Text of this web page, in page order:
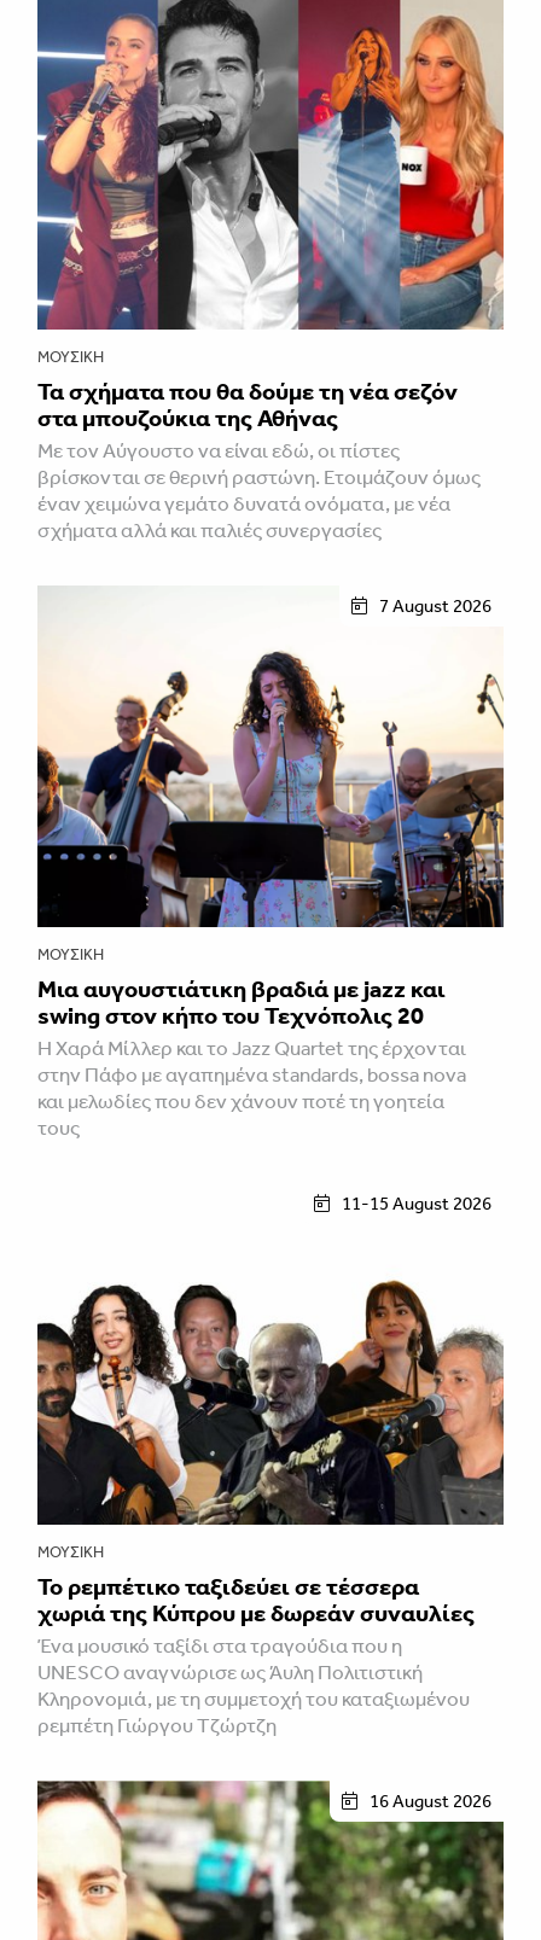
ΜΟΥΣΙΚΉ
Τα σχήματα που θα δούμε τη νέα σεζόν
στα μπουζούκια της Αθήνας
Με τον Αύγουστο να είναι εδώ, οι πίστες
βρίσκονται σε θερινή ραστώνη. Ετοιμάζουν όμως
έναν χειμώνα γεμάτο δυνατά ονόματα, με νέα
σχήματα αλλά και παλιές συνεργασίες
7 August 2026
ΜΟΥΣΙΚΉ
Μια αυγουστιάτικη βραδιά με jazz και
swing στον κήπο του Τεχνόπολις 20
Η Χαρά Μίλλερ και το Jazz Quartet της έρχονται
στην Πάφο με αγαπημένα standards, bossa nova
και μελωδίες που δεν χάνουν ποτέ τη γοητεία
τους
11-15 August 2026
ΜΟΥΣΙΚΉ
Το ρεμπέτικο ταξιδεύει σε τέσσερα
χωριά της Κύπρου με δωρεάν συναυλίες
Ένα μουσικό ταξίδι στα τραγούδια που η
UNESCO αναγνώρισε ως Άυλη Πολιτιστική
Κληρονομιά, με τη συμμετοχή του καταξιωμένου
ρεμπέτη Γιώργου Τζώρτζη
16 August 2026